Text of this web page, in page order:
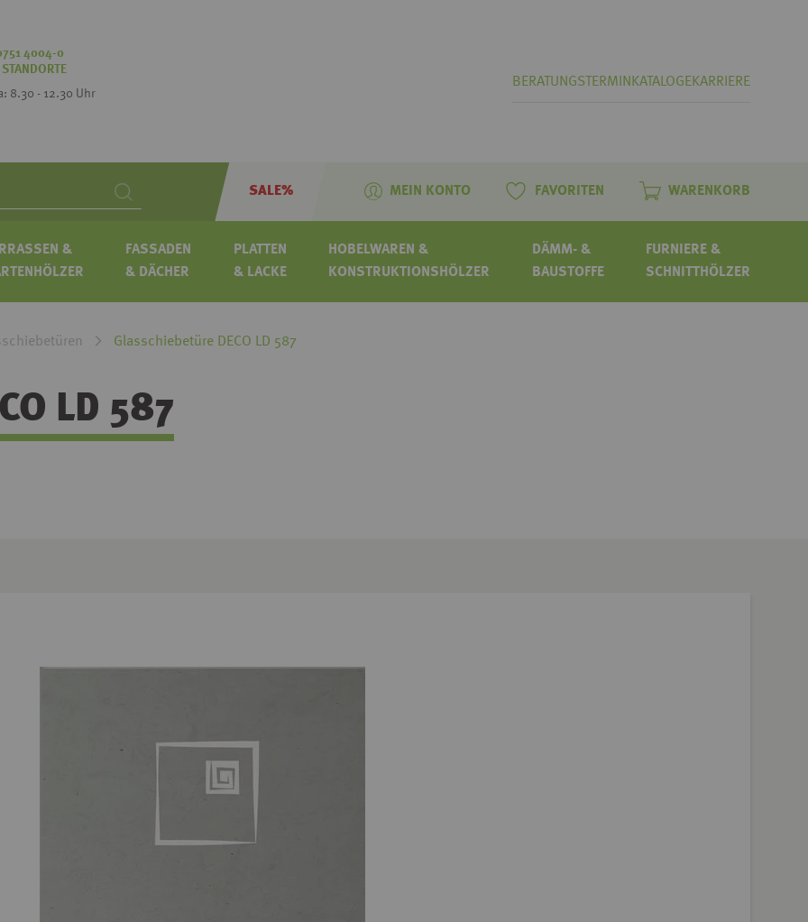
4004-0
STANDORTE
8.30 - 12.30 Uhr
BERATUNGSTERMIN KATALOGEKARRIERE
SALE% MEIN KONTO FAVORITEN WARENKORB
&
FASSADEN
& DÄCHER
PLATTEN
& LACKE
HOBELWAREN &
KONSTRUKTIONSHÖLZER
DÄMM- &
BAUSTOFFE
FURNIERE &
SCHNITTHÖLZER
Glasschiebetüre DECO LD 587
LD 587